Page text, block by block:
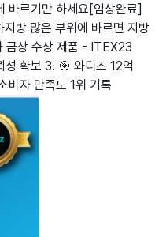
바르기만 하세요[임상완료]
방 많은 부위에 바르면 지방
금상 수상 제품 - ITEX23
확보 3. 🎯 와디즈 12억
비자 만족도 1위 기록